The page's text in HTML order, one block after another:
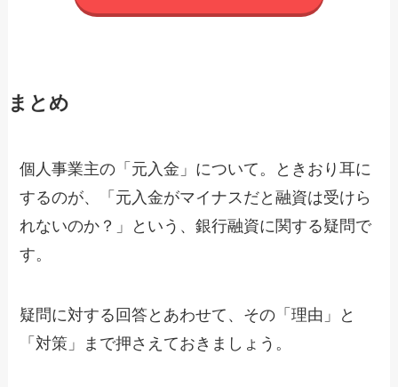
まとめ
個人事業主の「元入金」について。ときおり耳に
するのが、「元入金がマイナスだと融資は受けら
れないのか？」という、銀行融資に関する疑問で
す。
疑問に対する回答とあわせて、その「理由」と
「対策」まで押さえておきましょう。